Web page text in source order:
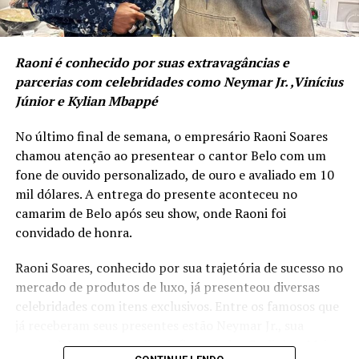
E chegamos nesse resultado;
Ficha Técnica
Modelo: Agência de Modelos Max Fama
moderno que entende que sua mente, seu corpo e seu
negócio precisam operar em sintonia e alto rendimento.
um setor de destaque no turismo náutico do Brasil,
contribuindo diretamente para impulsionar a
economia local. O município se preparou para
ampliar o turismo de cruzeiros e oferecer uma
experiência turística de altíssima qualidade”,
afirmou o secretário de Turismo, Evandro Neiva.
Raoni é conhecido por suas extravagâncias e
parcerias com celebridades como Neymar Jr. ,Vinícius
Júnior e Kylian Mbappé
No último final de semana, o empresário Raoni Soares
chamou atenção ao presentear o cantor Belo com um
fone de ouvido personalizado, de ouro e avaliado em 10
mil dólares. A entrega do presente aconteceu no
camarim de Belo após seu show, onde Raoni foi
convidado de honra.
Raoni Soares, conhecido por sua trajetória de sucesso no
mercado de produtos de luxo, já presenteou diversas
celebridades com itens exclusivos. Entre os famosos que
esposa Bruna Biancardi, o influenciador Carlinhos Maia,